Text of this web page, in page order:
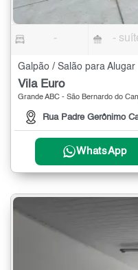
- -
Galpão / Salão para
Vila Euro
Grande ABC - São Bernardo do
Rua Padre Gerônimo
WhatsApp